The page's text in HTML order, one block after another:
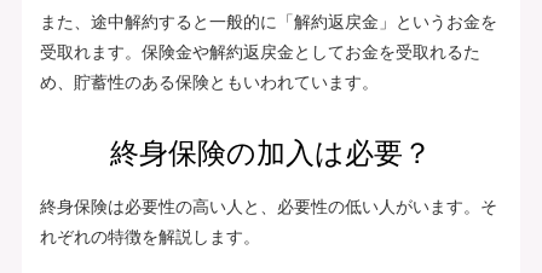
また、途中解約すると一般的に「解約返戻金」というお金を
受取れます。保険金や解約返戻金としてお金を受取れるた
め、貯蓄性のある保険ともいわれています。
終身保険の加入は必要？
終身保険は必要性の高い人と、必要性の低い人がいます。そ
れぞれの特徴を解説します。